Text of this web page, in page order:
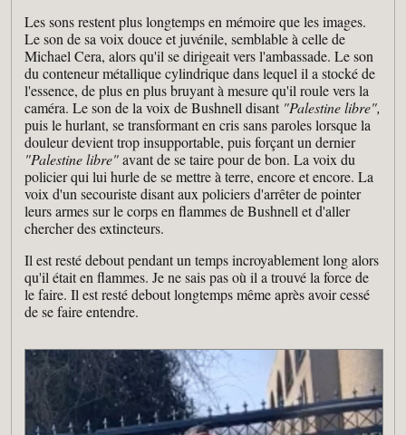
Les sons restent plus longtemps en mémoire que les images.
Le son de sa voix douce et juvénile, semblable à celle de
Michael Cera, alors qu'il se dirigeait vers l'ambassade. Le son
du conteneur métallique cylindrique dans lequel il a stocké de
l'essence, de plus en plus bruyant à mesure qu'il roule vers la
caméra. Le son de la voix de Bushnell disant "Palestine libre",
puis le hurlant, se transformant en cris sans paroles lorsque la
douleur devient trop insupportable, puis forçant un dernier
"Palestine libre"avant de se taire pour de bon. La voix du
policier qui lui hurle de se mettre à terre, encore et encore. La
voix d'un secouriste disant aux policiers d'arrêter de pointer
leurs armes sur le corps en flammes de Bushnell et d'aller
chercher des extincteurs.
Il est resté debout pendant un temps incroyablement long alors
qu'il était en flammes. Je ne sais pas où il a trouvé la force de
le faire. Il est resté debout longtemps même après avoir cessé
de se faire entendre.